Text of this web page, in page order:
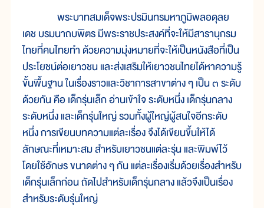
พระบาทสมเด็จพระปรมินทรมหาภูมิพลอดุลย
เดช บรมนาถบพิตร มีพระราชประสงค์ที่จะให้มีสารานุกรม
ไทยที่คนไทยทำ ด้วยความมุ่งหมายที่จะให้เป็นหนังสือที่เป็น
ประโยชน์ต่อเยาวชน และส่งเสริมให้เยาวชนไทยได้หาความรู้
ขั้นพื้นฐาน ในเรื่องราวและวิชาการสาขาต่าง ๆ เป็น ๓ ระดับ
ด้วยกัน คือ เด็กรุ่นเล็ก อ่านเข้าใจ ระดับหนึ่ง เด็กรุ่นกลาง
ระดับหนึ่ง และเด็กรุ่นใหญ่ รวมทั้งผู้ใหญ่ผู้สนใจอีกระดับ
หนึ่ง การเขียนบทความแต่ละเรื่อง จึงได้เขียนขึ้นให้ได้
ลักษณะที่เหมาะสม สำหรับเยาวชนแต่ละรุ่น และพิมพ์ไว้
โดยใช้อักษร ขนาดต่าง ๆ กัน แต่ละเรื่องเริ่มด้วยเรื่องสำหรับ
เด็กรุ่นเล็กก่อน ถัดไปสำหรับเด็กรุ่นกลาง แล้วจึงเป็นเรื่อง
สำหรับระดับรุ่นใหญ่